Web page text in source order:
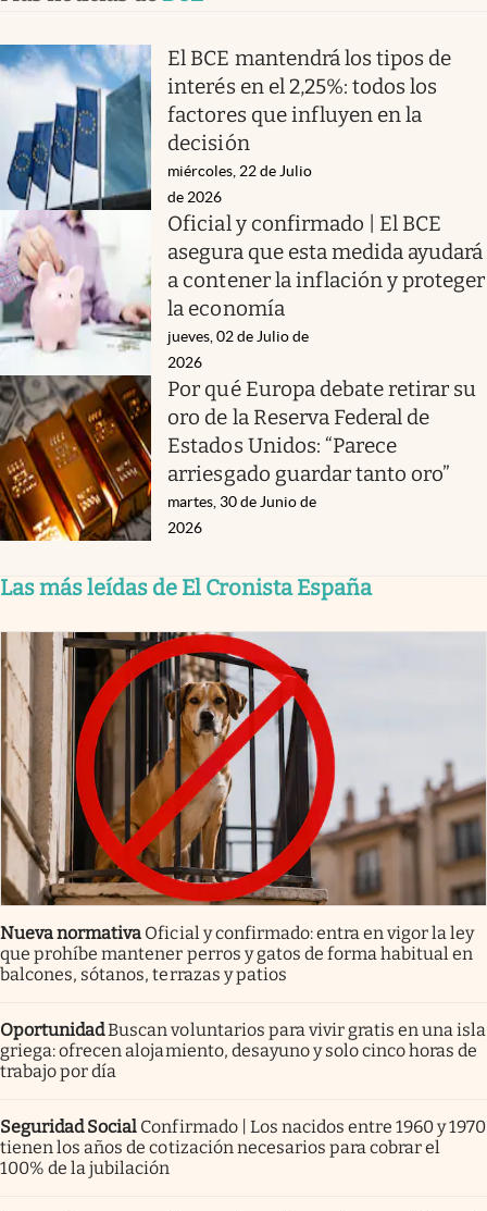
El BCE mantendrá los tipos de
interés en el 2,25%: todos los
factores que influyen en la
decisión
miércoles, 22 de Julio
de 2026
Oficial y confirmado | El BCE
asegura que esta medida ayudará
a contener la inflación y proteger
la economía
jueves, 02 de Julio de
2026
Por qué Europa debate retirar su
oro de la Reserva Federal de
Estados Unidos: “Parece
arriesgado guardar tanto oro”
martes, 30 de Junio de
2026
Las más leídas de El Cronista España
Nueva normativa Oficial y confirmado: entra en vigor la ley
que prohíbe mantener perros y gatos de forma habitual en
balcones, sótanos, terrazas y patios
OportunidadBuscan voluntarios para vivir gratis en una isla
griega: ofrecen alojamiento, desayuno y solo cinco horas de
trabajo por día
Seguridad Social Confirmado | Los nacidos entre 1960 y 1970
tienen los años de cotización necesarios para cobrar el
100% de la jubilación